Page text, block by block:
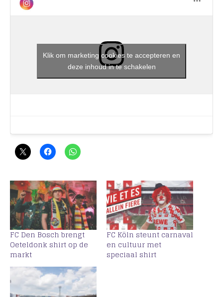
Klik om marketing cookies te accepteren en
deze inhoud in te schakelen
FC Den Bosch brengt
Oeteldonk shirt op de
markt
FC Köln steunt carnaval
en cultuur met
speciaal shirt